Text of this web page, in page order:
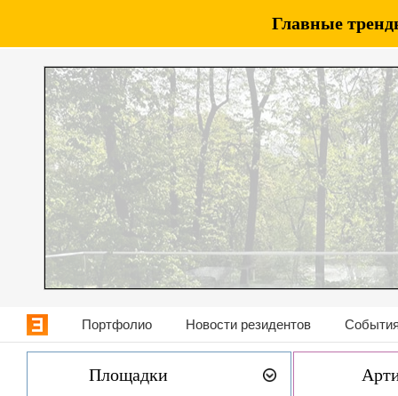
Главные
Портфолио Новости резидентов
Площадки